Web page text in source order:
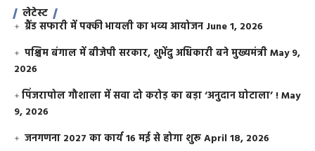
लेटेस्ट
ग्रैंड सफारी में पक्की भायली का भव्य आयोजन June 1, 2026
पश्चिम बंगाल में बीजेपी सरकार, शुभेंदु अधिकारी बने मुख्यमंत्रीMay 9,
2026
​पिंजरापोल गौशाला में सवा दो करोड़ का बड़ा ‘अनुदान घोटाला’ !May
9, 2026
जनगणना 2027 का कार्य 16 मई से होगा शुरूApril 18, 2026